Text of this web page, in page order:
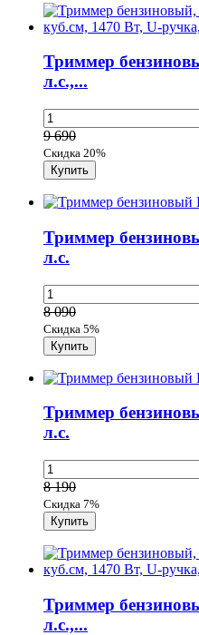
Триммер
л.с.,...
9 690
Скидка 20%
Триммер
л.с.
8 090
Скидка 5%
Триммер
л.с.
8 190
Скидка 7%
Триммер
л.с.,...